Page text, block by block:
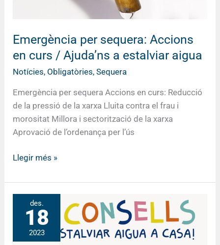
Emergència per sequera: Accions
en curs / Ajuda’ns a estalviar aigua
Notícies, Obligatòries,Sequera
Emergència per sequera Accions en curs: Reducció
de la pressió de la xarxa Lluita contra el frau i
morositat Millora i sectorització de la xarxa
Aprovació de l’ordenança per l’ús
Llegir més »
des.
18
2023
Consells
estalviar